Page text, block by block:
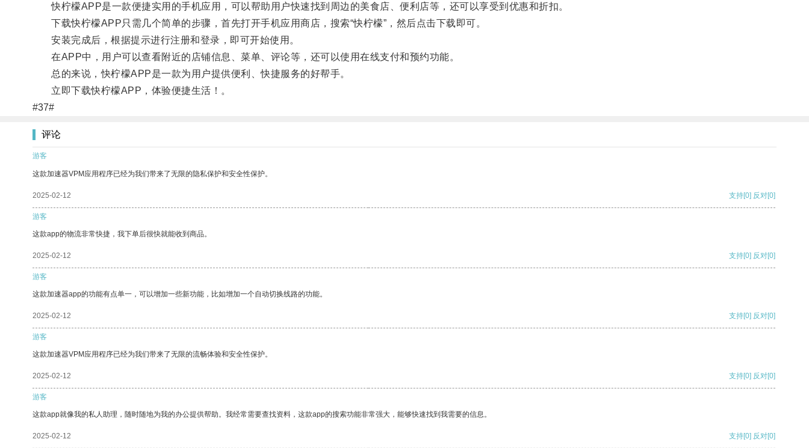
快柠檬APP是一款便捷实用的手机应用，可以帮助用户快速找到周边的美食店、便利店等，还可以享受到优惠和折扣。
下载快柠檬APP只需几个简单的步骤，首先打开手机应用商店，搜索“快柠檬”，然后点击下载即可。
安装完成后，根据提示进行注册和登录，即可开始使用。
在APP中，用户可以查看附近的店铺信息、菜单、评论等，还可以使用在线支付和预约功能。
总的来说，快柠檬APP是一款为用户提供便利、快捷服务的好帮手。
立即下载快柠檬APP，体验便捷生活！。
#37#
评论
游客
这款加速器VPM应用程序已经为我们带来了无限的隐私保护和安全性保护。
2025-02-12 支持[0] 反对[0]
游客
这款app的物流非常快捷，我下单后很快就能收到商品。
2025-02-12 支持[0] 反对[0]
游客
这款加速器app的功能有点单一，可以增加一些新功能，比如增加一个自动切换线路的功能。
2025-02-12 支持[0] 反对[0]
游客
这款加速器VPM应用程序已经为我们带来了无限的流畅体验和安全性保护。
2025-02-12 支持[0] 反对[0]
游客
这款app就像我的私人助理，随时随地为我的办公提供帮助。我经常需要查找资料，这款app的搜索功能非常强大，能够快速找到我需要的信息。
2025-02-12 支持[0] 反对[0]